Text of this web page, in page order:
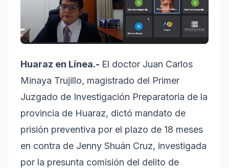
Huaraz en Línea.- El doctor Juan Carlos
Minaya Trujillo, magistrado del Primer
Juzgado de Investigación Preparatoria de la
provincia de Huaraz, dictó mandato de
prisión preventiva por el plazo de 18 meses
en contra de Jenny Shuán Cruz, investigada
por la presunta comisión del delito de